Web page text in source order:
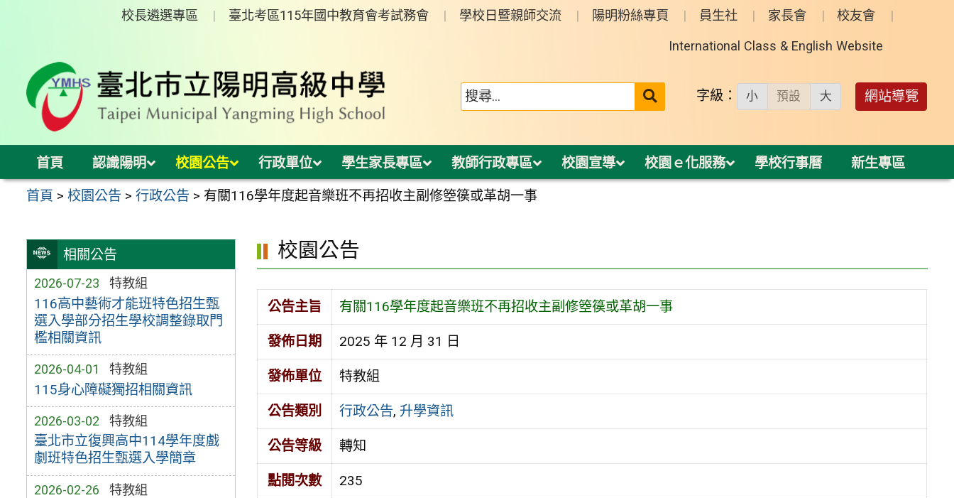
校長遴選專區 臺北考區115年國中教育會考試務會 學校日暨親師交流 陽明粉絲專頁 員生社 家長會 校友會
International Class & English Website
送出 字級： 小 預設 大 網站導覽
首頁 認識陽明 校園公告 行政單位 學生家長專區 教師行政專區 校園宣導 校園ｅ化服務 學校行事曆 新生專區
首頁 >校園公告 >行政公告 > 有關116學年度起音樂班不再招收主副修箜篌或革胡一事
相關公告
2026-07-23 特教組
116高中藝術才能班特色招生甄
選入學部分招生學校調整錄取門
檻相關資訊
2026-04-01 特教組
115身心障礙獨招相關資訊
2026-03-02 特教組
臺北市立復興高中114學年度戲
劇班特色招生甄選入學簡章
2026-02-26 特教組
校園公告
公告主旨 有關116學年度起音樂班不再招收主副修箜篌或革胡一事
發佈日期 2025 年 12 月 31 日
發佈單位 特教組
公告類別 行政公告, 升學資訊
公告等級 轉知
點閱次數 235